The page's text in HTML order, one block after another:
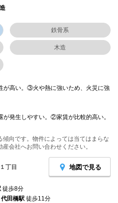
鉄骨系
木造
高い。③火や熱に強いため、火災に強
発生しやすい。②家賃が比較的高い。
向です。物件によっては当てはまらな
会社へお問い合わせください。
丁目 地図で見る
徒歩8分
代田橋駅 徒歩11分